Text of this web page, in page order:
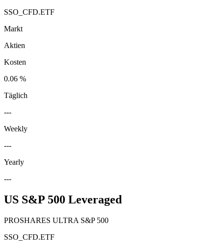
SSO_CFD.ETF
Markt
Aktien
Kosten
0.06 %
Täglich
---
Weekly
---
Yearly
---
US S&P 500 Leveraged
PROSHARES ULTRA S&P 500
SSO_CFD.ETF